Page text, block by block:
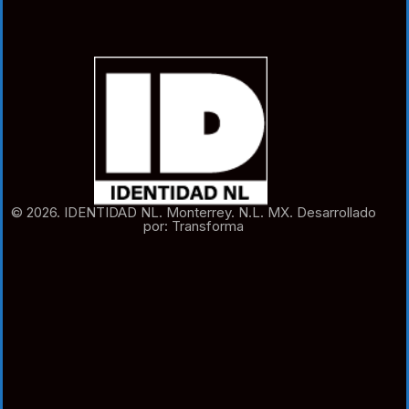
© 2026. IDENTIDAD NL. Monterrey. N.L. MX. Desarrollado
por: Transforma